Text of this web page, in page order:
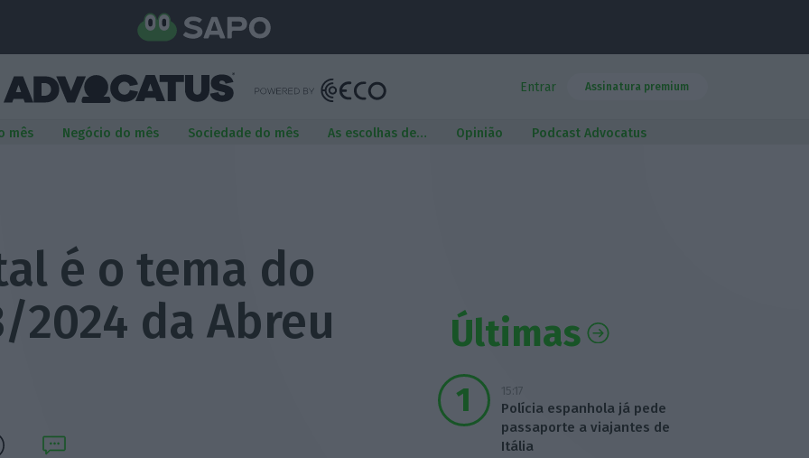
Entrar Assinatura premium
mês Negócio do mês Sociedade do mês As escolhas de… Opinião Podcast Advocatus
é o tema do
2024 da Abreu
Últimas
15:17
Polícia espanhola já pede
passaporte a viajantes de
Itália